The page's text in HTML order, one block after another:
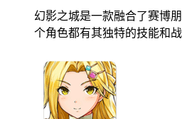
幻影之城是一款融合了赛博
个角色都有其独特的技能和